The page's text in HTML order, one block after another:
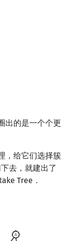
出的是一个个更
，给它们选择簇
去，就建出了
Tree．